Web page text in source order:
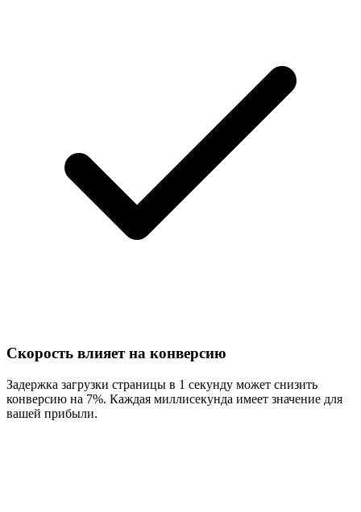
Скорость влияет на конверсию
Задержка загрузки страницы в 1 секунду может снизить
конверсию на 7%. Каждая миллисекунда имеет значение для
вашей прибыли.